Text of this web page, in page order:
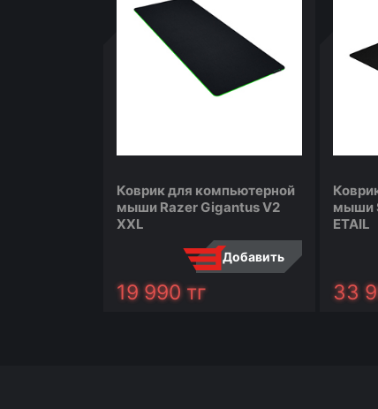
Коврик для компьютерной
мыши Razer Gigantus V2
XXL
Добавить
19 990тг
мыши
ETAIL
33